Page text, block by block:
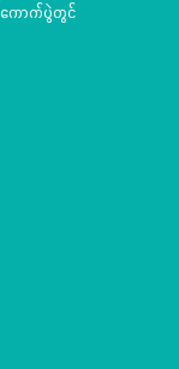
ကောက်ပွဲတွင်